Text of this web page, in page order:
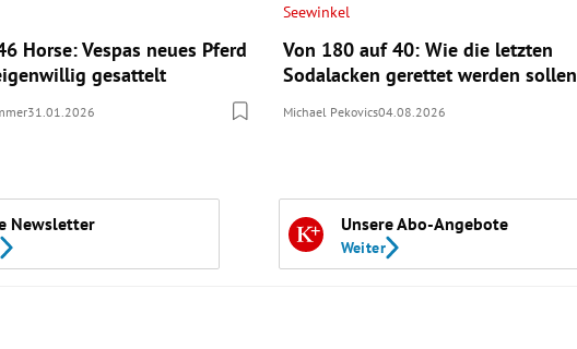
Horse: Vespas neues Pferd
gesattelt
31.01.2026
Seewinkel
Von 180 auf 40: Wie die letzten
Sodalacken gerettet werden sollen
Michael Pekovics04.08.2026
Newsletter Unsere Abo-Angebote
Weiter